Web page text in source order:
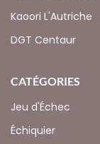
Kaoori L'Autriche
DGT Centaur
CATÉGORIES
Jeu d'Échec
Échiquier